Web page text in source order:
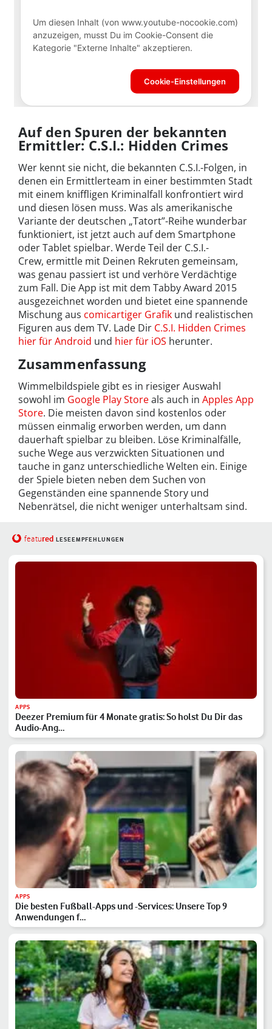
Auf den Spuren der bekannten
Ermittler: C.S.I.: Hidden Crimes
Wer kennt sie nicht, die bekannten C.S.I.-Folgen, in
denen ein Ermittlerteam in einer bestimmten Stadt
mit einem kniffligen Kriminalfall konfrontiert wird
und diesen lösen muss. Was als amerikanische
Variante der deutschen „Tatort”-Reihe wunderbar
funktioniert, ist jetzt auch auf dem Smartphone
oder Tablet spielbar. Werde Teil der C.S.I.-
Crew, ermittle mit Deinen Rekruten gemeinsam,
was genau passiert ist und verhöre Verdächtige
zum Fall. Die App ist mit dem Tabby Award 2015
ausgezeichnet worden und bietet eine spannende
Mischung aus comicartiger Grafik und realistischen
Figuren aus dem TV. Lade Dir C.S.I. Hidden Crimes
hier für Android und hier für iOS herunter.
Zusammenfassung
Wimmelbildspiele gibt es in riesiger Auswahl
sowohl im Google Play Storeals auch in Apples App
Store. Die meisten davon sind kostenlos oder
müssen einmalig erworben werden, um dann
dauerhaft spielbar zu bleiben. Löse Kriminalfälle,
suche Wege aus verzwickten Situationen und
tauche in ganz unterschiedliche Welten ein. Einige
der Spiele bieten neben dem Suchen von
Gegenständen eine spannende Story und
Nebenrätsel, die nicht weniger unterhaltsam sind.
featured LESEEMPFEHLUNGEN
APPS
Deezer Premium für 4 Monate gratis: So holst Du Dir das
Audio-Ang…
APPS
Die besten Fußball-Apps und -Services: Unsere Top 9
Anwendungen f…